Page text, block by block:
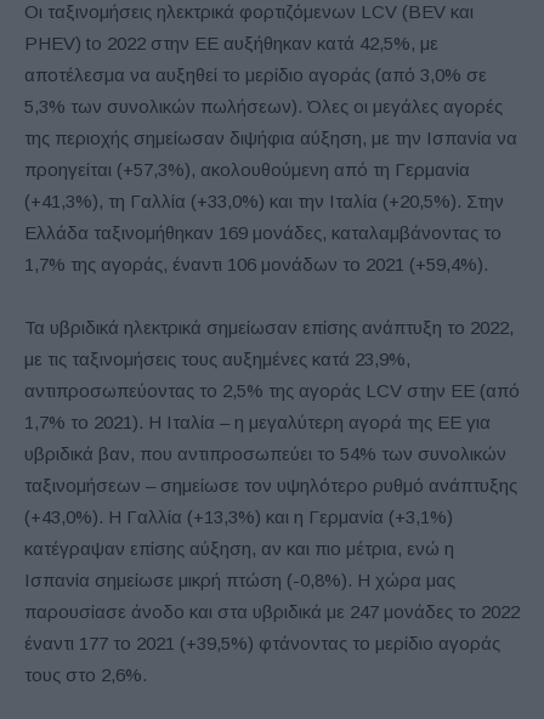
Oι ταξινομήσεις ηλεκτρικά φορτιζόμενων LCV (BEV και
PHEV) to 2022 στην ΕΕ αυξήθηκαν κατά 42,5%, με
αποτέλεσμα να αυξηθεί το μερίδιο αγοράς (από 3,0% σε
5,3% των συνολικών πωλήσεων). Όλες οι μεγάλες αγορές
της περιοχής σημείωσαν διψήφια αύξηση, με την Ισπανία να
προηγείται (+57,3%), ακολουθούμενη από τη Γερμανία
(+41,3%), τη Γαλλία (+33,0%) και την Ιταλία (+20,5%). Στην
Ελλάδα ταξινομήθηκαν 169 μονάδες, καταλαμβάνοντας το
1,7% της αγοράς, έναντι 106 μονάδων το 2021 (+59,4%).
Τα υβριδικά ηλεκτρικά σημείωσαν επίσης ανάπτυξη το 2022,
με τις ταξινομήσεις τους αυξημένες κατά 23,9%,
αντιπροσωπεύοντας το 2,5% της αγοράς LCV στην ΕΕ (από
1,7% το 2021). Η Ιταλία – η μεγαλύτερη αγορά της ΕΕ για
υβριδικά βαν, που αντιπροσωπεύει το 54% των συνολικών
ταξινομήσεων – σημείωσε τον υψηλότερο ρυθμό ανάπτυξης
(+43,0%). Η Γαλλία (+13,3%) και η Γερμανία (+3,1%)
κατέγραψαν επίσης αύξηση, αν και πιο μέτρια, ενώ η
Ισπανία σημείωσε μικρή πτώση (-0,8%). Η χώρα μας
παρουσίασε άνοδο και στα υβριδικά με 247 μονάδες το 2022
έναντι 177 το 2021 (+39,5%) φτάνοντας το μερίδιο αγοράς
τους στο 2,6%.